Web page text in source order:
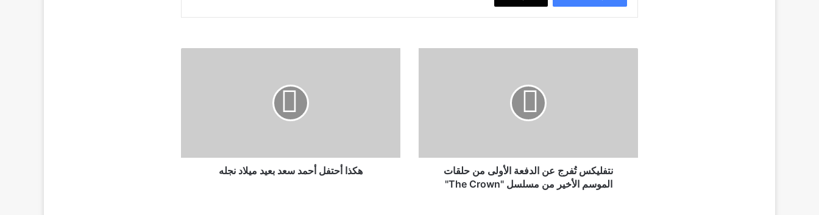
الأخير
مسلسل
نتفليكس تُفرج عن الدفعة الأولى من حلقات
الموسم الأخير من مسلسل "The Crown"
هكذا أحتفل أحمد سعد بعيد ميلاد نجله